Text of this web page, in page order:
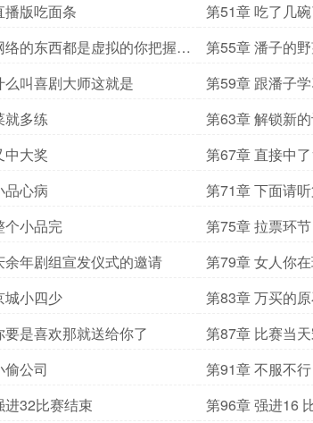
播版吃面条 第51章 吃了几
络的东西都是虚拟的你把握不
第55章 潘子的
么叫喜剧大师这就是 第59章 跟潘子
就多练 第63章 解锁新
中大奖 第67章 直接中
品心病
第71章 下面请
处理
个小品完 第75章 拉票环节
余年剧组宣发仪式的邀请 第79章 女人你
城小四少 第83章 万买的
要是喜欢那就送给你了 第87章 比赛当
偷公司 第91章 不服不行
进32比赛结束 第96章 强进16